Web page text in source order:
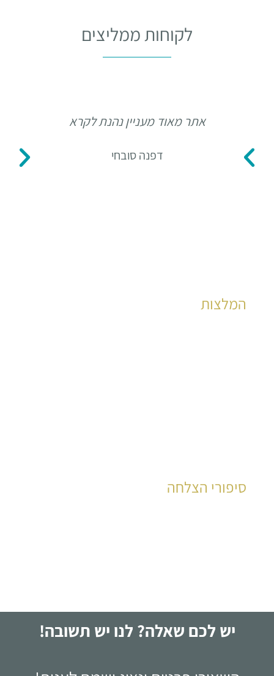
לקוחות ממליצים
אתר מאוד מעניין נהנת לקרא
דפנה סובחי
המלצות
סיפורי הצלחה
יש לכם שאלה? לנו יש תשובה!